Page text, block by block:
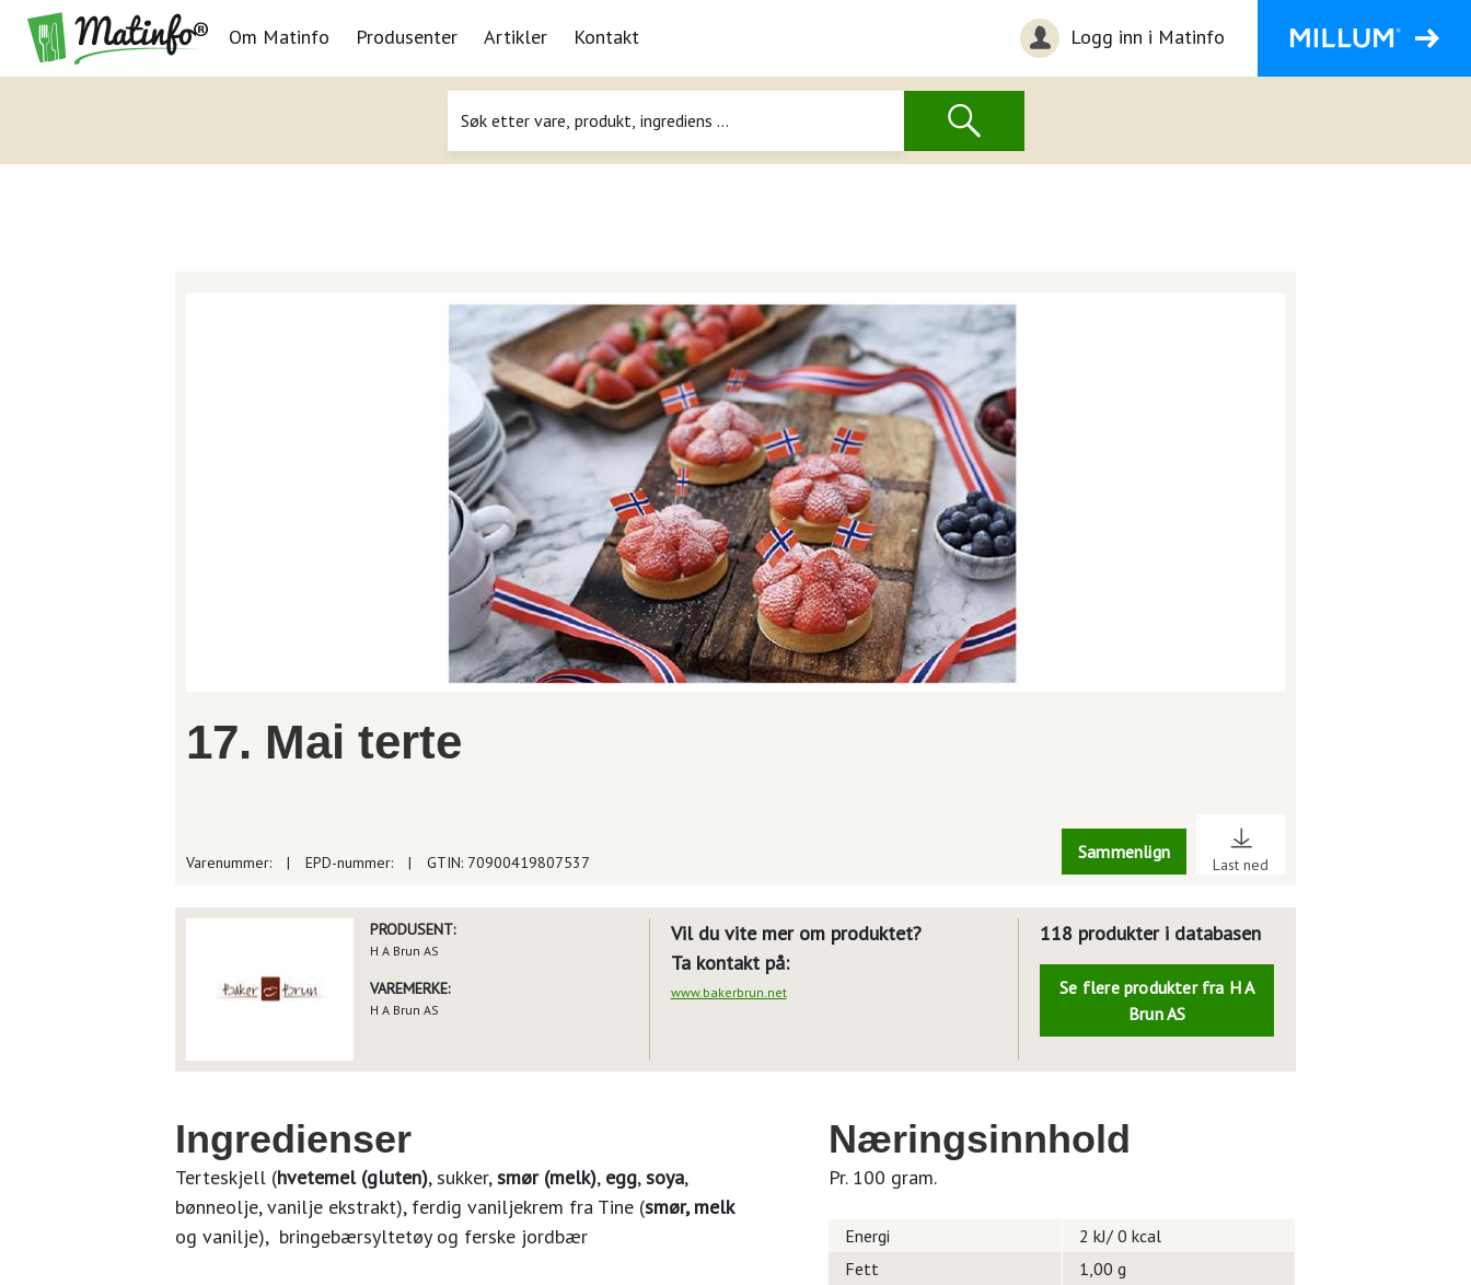
Navigasjon
Om Matinfo Produsenter Artikler Kontakt Logg inn i Matinfo
17. Mai terte
Sammenlign
Last ned
Varenummer: | EPD-nummer: | GTIN: 70900419807537
PRODUSENT:
H A Brun AS
VAREMERKE:
H A Brun AS
Vil du vite mer om produktet?
Ta kontakt på:
www.bakerbrun.net
118 produkter i databasen
Se flere produkter fra H A
Brun AS
Ingredienser
Terteskjell (hvetemel (gluten), sukker,smør (melk), egg,soya,
bønneolje, vanilje ekstrakt), ferdig vaniljekrem fra Tine (smør, melk
og vanilje), bringebærsyltetøy og ferske jordbær
Næringsinnhold
Pr. 100 gram.
Energi
2 kJ/ 0 kcal
Fett
1,00 g